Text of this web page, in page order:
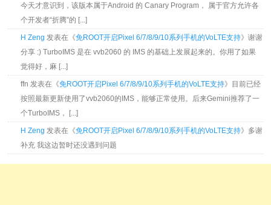
今天才意识到，该版本属于Android 的 Canary Program， 属于官方允许各
个开发者“折腾”的 [...]
H Zeng 发表在《免ROOT开启Pixel 6/7/8/9/10系列手机的VoLTE支持》谢谢
分享 :) TurboIMS 是在 vvb2060 的 IMS 的基础上发展起来的。你用了如果
觉得好，麻 [...]
ffn 发表在《免ROOT开启Pixel 6/7/8/9/10系列手机的VoLTE支持》目前已经
按照最新更新使用了vvb2060的IMS，能够正常使用。后来Gemini推荐了一
个TurboIMS， [...]
H Zeng 发表在《免ROOT开启Pixel 6/7/8/9/10系列手机的VoLTE支持》多谢
补充 我这边暂时还没遇到问题